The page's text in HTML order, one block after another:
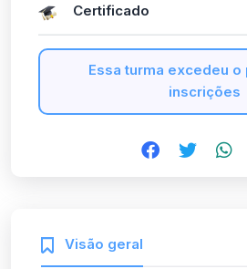
Visão geral
Certificado
Essa turma excedeu o
inscrições